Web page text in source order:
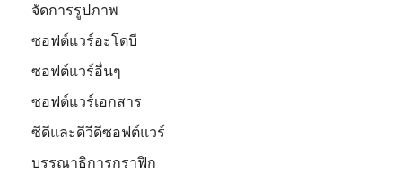
จัดการรูปภาพ
ซอฟต์แวร์อะโดบี
ซอฟต์แวร์อื่นๆ
ซอฟต์แวร์เอกสาร
ซีดีและดีวีดีซอฟต์แวร์
บรรณาธิการกราฟิก